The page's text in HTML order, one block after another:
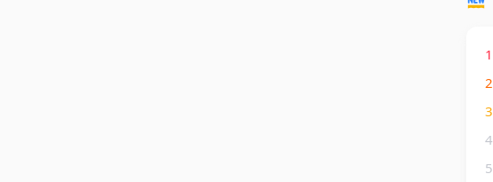
1
2
3
4
5